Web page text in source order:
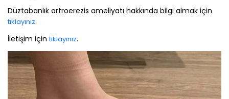
Düztabanlık artroerezis ameliyatı hakkında bilgi almak için
tıklayınız.
İletişim içintıklayınız.